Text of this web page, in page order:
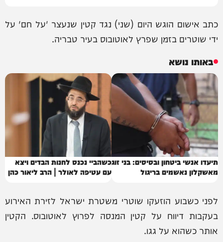
כתב אישום הוגש היום (שני) נגד קטין שנעצר 'על חם' על
ידי שוטרים בזמן שפרץ לאוטובוס בעיר טבריה.
באותו נושא
תיעדו אנשי ביטחון ובסיסים: בני זוג
מאשקלון נאשמים בריגול
כשהביי נכנס לחנות הבדים ויצא
עם עטיפה לאולר | הרב ליאור כהן
לפני כשבוע הוזעקו שוטרי משטרת ישראל לזירת האירוע
בעקבות דיווח על קטין המנסה לפרוץ לאוטובוס. הקטין
אותר כשהוא על גגו.